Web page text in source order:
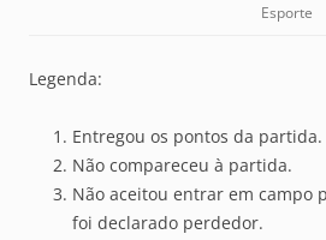
Esporte
Legenda:
Entregou os pontos da partida.
Não compareceu à partida.
Não aceitou entrar em campo
foi declarado perdedor.